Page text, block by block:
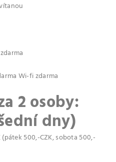
Wi-fi zdarma
2 osoby:
dny)
500,-CZK, sobota 500,-